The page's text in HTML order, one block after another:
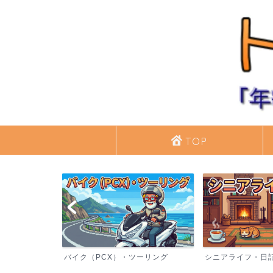
TOP
バイク（PCX）・ツーリング シニアライフ・日